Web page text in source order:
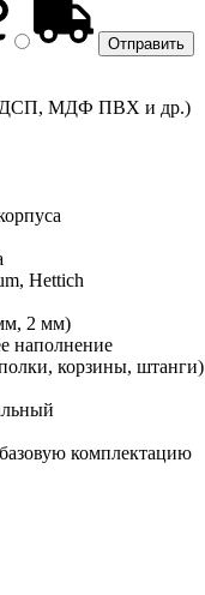
МДФ ПВХ и др.)
Hettich
2 мм)
наполнение
корзины, штанги)
базовую комплектацию